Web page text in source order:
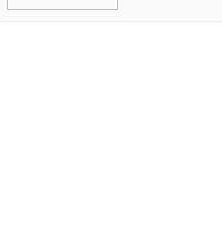
GẠO TÌNH THƯƠNG – Chia sẻ